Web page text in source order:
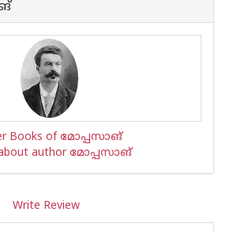
Books of മോപ്പസാങ്
author മോപ്പസാങ്
Write Review